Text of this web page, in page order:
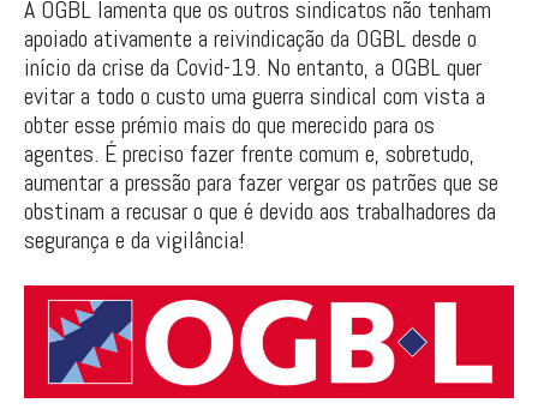
A OGBL lamenta que os outros sindicatos não tenham
apoiado ativamente a reivindicação da OGBL desde o
início da crise da Covid-19. No entanto, a OGBL quer
evitar a todo o custo uma guerra sindical com vista a
obter esse prémio mais do que merecido para os
agentes. É preciso fazer frente comum e, sobretudo,
aumentar a pressão para fazer vergar os patrões que se
obstinam a recusar o que é devido aos trabalhadores da
segurança e da vigilância!